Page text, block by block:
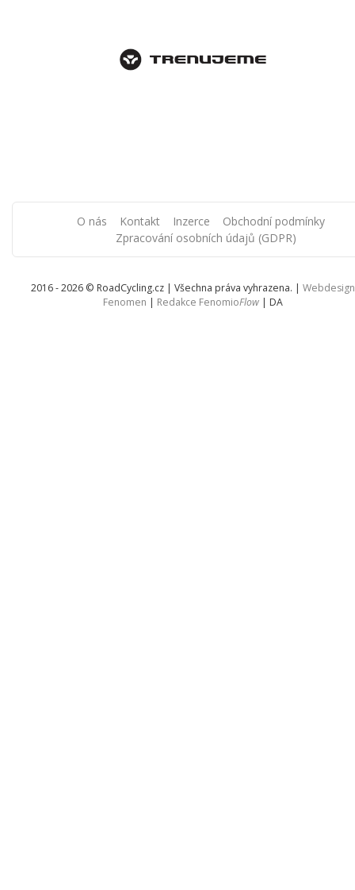
O nás Kontakt Inzerce
Obchodní podmínky
Zpracování osobních údajů (GDPR)
2016 - 2026 © RoadCycling.cz | Všechna práva vyhrazena. | Webdesign
Fenomen | Redakce FenomioFlow | DA